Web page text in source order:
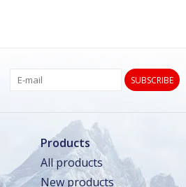
SUBSCRIBE
Products
All products
New products